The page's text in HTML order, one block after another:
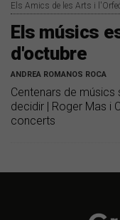
Els Amics de les Arts i
Els músics
d'octubre
ANDREA ROMANOS ROCA
Centenars de músics
decidir | Roger Mas i
concerts